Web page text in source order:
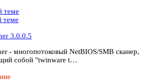
теме
теме
3.0.0.5
- многопотоковый NetBIOS/SMB сканер,
собой "twinware t…